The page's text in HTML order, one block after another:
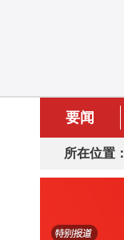
要闻
所在位置：